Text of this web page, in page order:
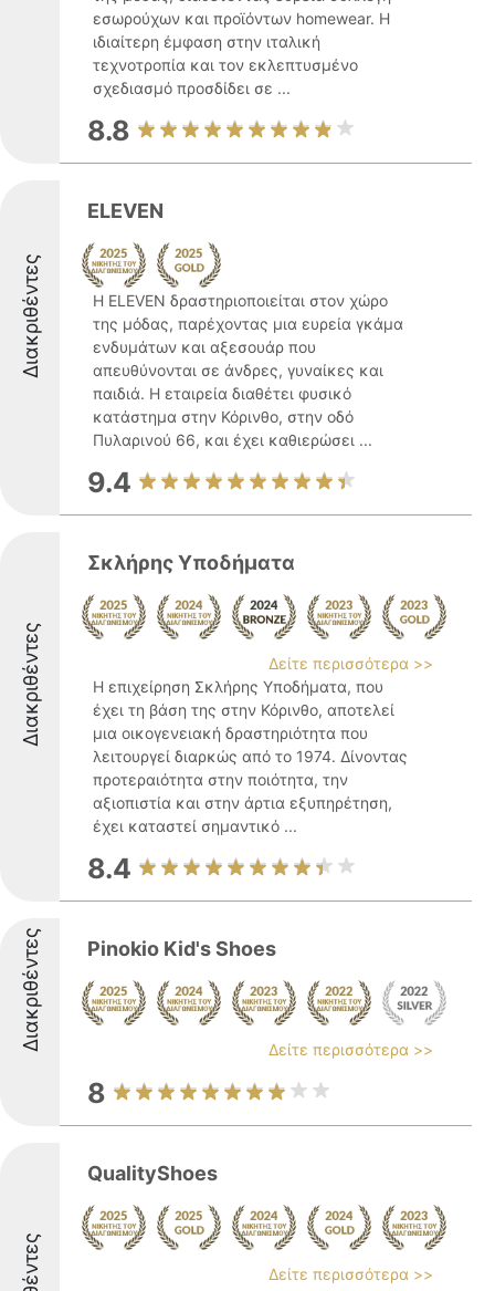
εσωρούχων και προϊόντων homewear. Η
ιδιαίτερη έμφαση στην ιταλική
τεχνοτροπία και τον εκλεπτυσμένο
σχεδιασμό προσδίδει σε ...
8.8
Διακριθέντες
ELEVEN
Η ELEVEN δραστηριοποιείται στον χώρο
της μόδας, παρέχοντας μια ευρεία γκάμα
ενδυμάτων και αξεσουάρ που
απευθύνονται σε άνδρες, γυναίκες και
παιδιά. Η εταιρεία διαθέτει φυσικό
κατάστημα στην Κόρινθο, στην οδό
Πυλαρινού 66, και έχει καθιερώσει ...
9.4
Διακριθέντες
Σκλήρης Υποδήματα
Δείτε περισσότερα >>
Η επιχείρηση Σκλήρης Υποδήματα, που
έχει τη βάση της στην Κόρινθο, αποτελεί
μια οικογενειακή δραστηριότητα που
λειτουργεί διαρκώς από το 1974. Δίνοντας
προτεραιότητα στην ποιότητα, την
αξιοπιστία και στην άρτια εξυπηρέτηση,
έχει καταστεί σημαντικό ...
8.4
Διακριθέντες Pinokio Kid's Shoes
Δείτε περισσότερα >>
8
QualityShoes
Δείτε περισσότερα >>